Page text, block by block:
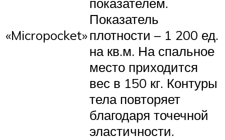
«Micropocket»
Показатель
плотности – 1 200 ед.
на кв.м. На спальное
место приходится
вес в 150 кг. Контуры
тела повторяет
благодаря точечной
эластичности.